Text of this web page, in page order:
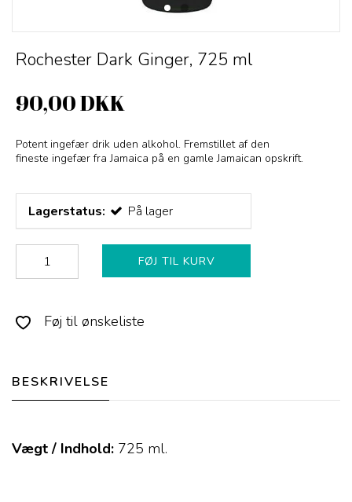
Rochester Dark Ginger, 725 ml
90,00 DKK
Potent ingefær drik uden alkohol. Fremstillet af den
fineste ingefær fra Jamaica på en gamle Jamaican opskrift.
Lagerstatus: På lager
FØJ TIL KURV
Føj til ønskeliste
BESKRIVELSE
Vægt / Indhold: 725 ml.